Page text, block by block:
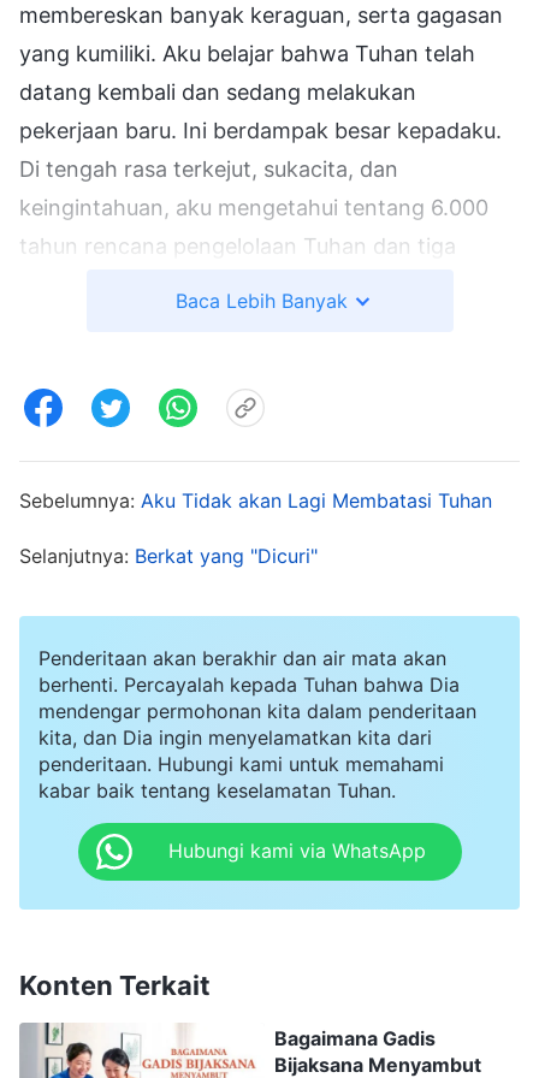
membereskan banyak keraguan, serta gagasan
yang kumiliki. Aku belajar bahwa Tuhan telah
datang kembali dan sedang melakukan
pekerjaan baru. Ini berdampak besar kepadaku.
Di tengah rasa terkejut, sukacita, dan
keingintahuan, aku mengetahui tentang 6.000
tahun rencana pengelolaan Tuhan dan tiga
zaman (Yahweh, Yesus, dan Tuhan Yang
Mahakuasa menarikku; aku sangat bahagia. Aku
ingin memahami lebih banyak kebenaran dan
tetanggaku, aku memberi tahu mereka bahwa
Tuhan Yesus telah datang kembali. Kupikir semua
orang percaya yang mendengar Injil Tuhan pada
akhir zaman akan bersukacita, mencari
kebenaran, dan menerima Injil dengan gembira.
Namun, kenyataannya justru sebaliknya. Mereka
tahu mereka, "Aku mempelajarinya dari
mempelajarinya, jadi pengetahuanku terbatas,
Baca Lebih Banyak
Sebelumnya: Aku Tidak akan Lagi Membatasi Tuhan
Selanjutnya: Berkat yang "Dicuri"
Penderitaan akan berakhir dan air mata akan
berhenti. Percayalah kepada Tuhan bahwa Dia
mendengar permohonan kita dalam penderitaan
kita, dan Dia ingin menyelamatkan kita dari
penderitaan. Hubungi kami untuk memahami
kabar baik tentang keselamatan Tuhan.
Hubungi kami via WhatsApp
Konten Terkait
Bagaimana Gadis
Bijaksana Menyambut